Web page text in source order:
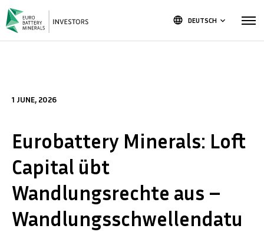
language DEUTSCH keyboard_arrow_down
1 JUNE, 2026
Eurobattery Minerals: Loft
Capital übt
Wandlungsrechte aus –
Wandlungsschwellendatu